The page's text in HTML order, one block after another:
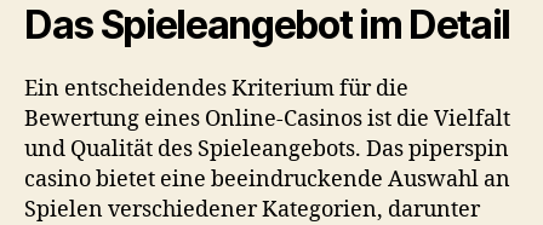
Das Spieleangebot im Detail
Ein entscheidendes Kriterium für die
Bewertung eines Online-Casinos ist die Vielfalt
und Qualität des Spieleangebots. Daspiperspin
casinobietet eine beeindruckende Auswahl an
Spielen verschiedener Kategorien, darunter